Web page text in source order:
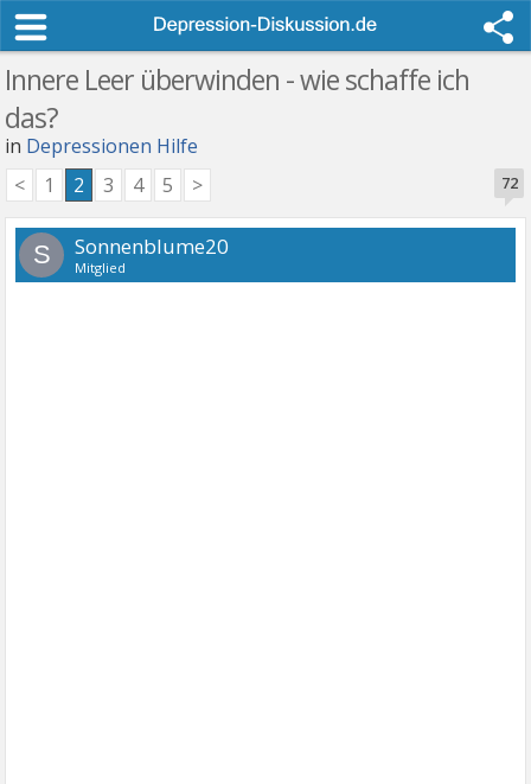
Innere Leer überwinden - wie schaffe ich
das?
in Depressionen Hilfe
72
< 1 2 3 4 5 >
S Sonnenblume20
Mitglied